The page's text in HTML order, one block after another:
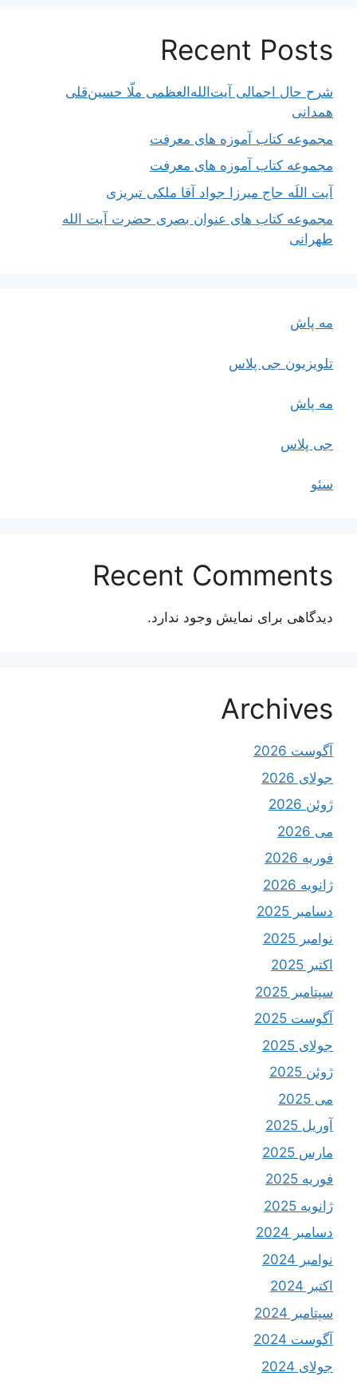
Recent Posts
شرح حال اجمالی آیت‌الله‌العظمی ملّا حسین‌قلی
همدانی
مجموعه کتاب آموزه های معرفت
مجموعه کتاب آموزه های معرفت
آیت اللَه حاج میرزا جواد آقا ملکی تبریزی
مجموعه کتاب های عنوان بصری حضرت آیت الله
طهرانی
مه پاش
تلویزیون جی پلاس
مه پاش
جی پلاس
سئو
Recent Comments
دیدگاهی برای نمایش وجود ندارد.
Archives
آگوست 2026
جولای 2026
ژوئن 2026
می 2026
فوریه 2026
ژانویه 2026
دسامبر 2025
نوامبر 2025
اکتبر 2025
سپتامبر 2025
آگوست 2025
جولای 2025
ژوئن 2025
می 2025
آوریل 2025
مارس 2025
فوریه 2025
ژانویه 2025
دسامبر 2024
نوامبر 2024
اکتبر 2024
سپتامبر 2024
آگوست 2024
جولای 2024